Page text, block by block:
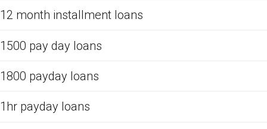
12 month installment loans
1500 pay day loans
1800 payday loans
1hr payday loans